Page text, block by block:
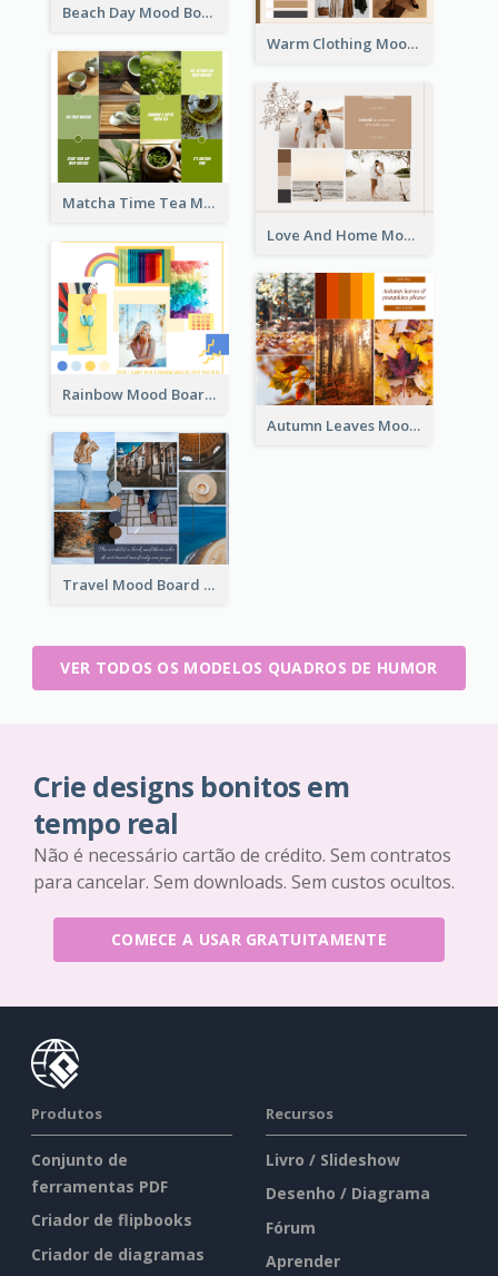
Beach Day Mood Board
Warm Clothing Mood Board
Matcha Time Tea Mood Board
Love And Home Mood Board
Rainbow Mood Board
Autumn Leaves Mood Board
Travel Mood Board
VER TODOS OS MODELOS QUADROS DE HUMOR
Crie designs bonitos em
tempo real
Não é necessário cartão de crédito. Sem contratos
para cancelar. Sem downloads. Sem custos ocultos.
COMECE A USAR GRATUITAMENTE
Produtos
Conjunto de
ferramentas PDF
Criador de flipbooks
Criador de diagramas
Recursos
Livro / Slideshow
Desenho / Diagrama
Fórum
Aprender